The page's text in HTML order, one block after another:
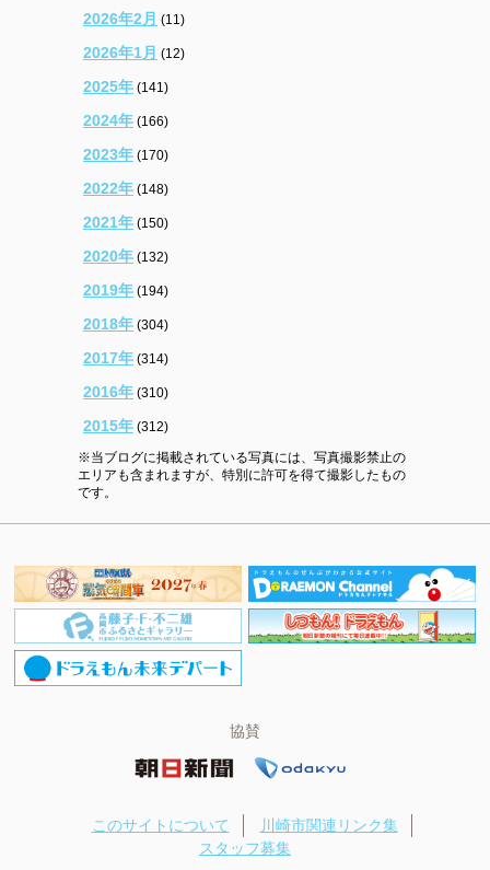
2026年2月 (11)
2026年1月 (12)
2025年 (141)
2024年 (166)
2023年 (170)
2022年 (148)
2021年 (150)
2020年 (132)
2019年 (194)
2018年 (304)
2017年 (314)
2016年 (310)
2015年 (312)
※当ブログに掲載されている写真には、写真撮影禁止の
エリアも含まれますが、特別に許可を得て撮影したもの
です。
協賛
このサイトについて
川崎市関連リンク集
スタッフ募集